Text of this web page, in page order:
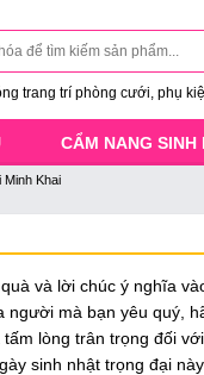
trang trí phòng cưới, phụ
CẨM NANG SINH
Minh Khai
và lời chúc ý nghĩa
mà bạn yêu quý,
lòng trân trọng đối
sinh nhật trọng đại này